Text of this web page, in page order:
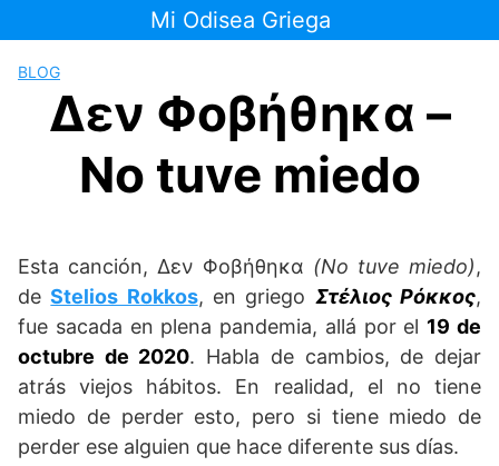
al
contenido
Mi Odisea Griega
BLOG
Δεν Φοβήθηκα –
No tuve miedo
Esta canción, Δεν Φοβήθηκα (No tuve miedo),
deStelios Rokkos, en griego Στέλιος Ρόκκος,
fue sacada en plena pandemia, allá por el 19 de
octubre de 2020. Habla de cambios, de dejar
atrás viejos hábitos. En realidad, el no tiene
miedo de perder esto, pero si tiene miedo de
perder ese alguien que hace diferente sus días.